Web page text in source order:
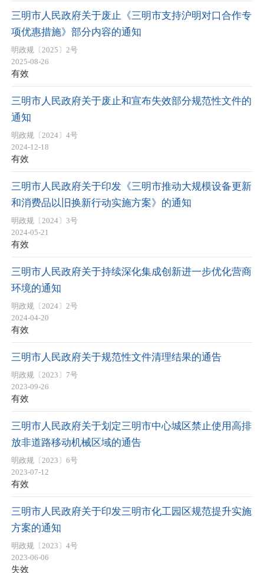
三明市人民政府关于废止《三明市支持沪明对口合作专
项优惠措施》部分内容的通知
明政规〔2025〕2号
2025-08-26
有效
三明市人民政府关于废止和宣布失效部分规范性文件的
通知
明政规〔2024〕4号
2024-12-18
有效
三明市人民政府关于印发《三明市推动大规模设备更新
和消费品以旧换新行动实施方案》的通知
明政规〔2024〕3号
2024-05-21
有效
三明市人民政府关于持续深化集成创新进一步优化营商
环境的通知
明政规〔2024〕2号
2024-04-20
有效
三明市人民政府关于规范性文件清理结果的通告
明政规〔2023〕7号
2023-09-26
有效
三明市人民政府关于划定三明市中心城区禁止使用高排
放非道路移动机械区域的通告
明政规〔2023〕6号
2023-07-12
有效
三明市人民政府关于印发三明市化工园区规范提升实施
方案的通知
明政规〔2023〕4号
2023-06-06
失效